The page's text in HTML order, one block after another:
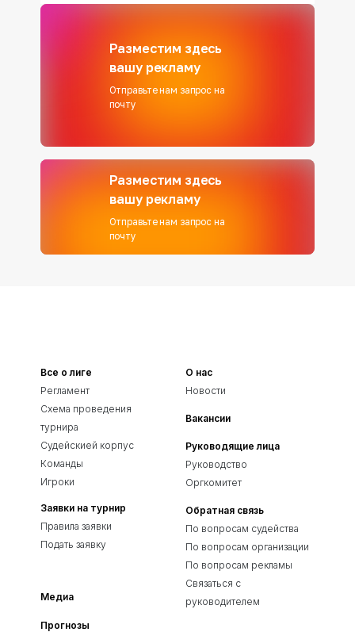
Разместим здесь
вашу рекламу
Отправьте нам запрос на
почту
Разместим здесь
вашу рекламу
Отправьте нам запрос на
почту
Все о лиге
Регламент
Схема проведения
турнира
Судейскией корпус
Команды
Игроки
Заявки на турнир
Правила заявки
Подать заявку
Медиа
Прогнозы
О нас
Новости
Вакансии
Руководящие лица
Руководство
Оргкомитет
Обратная связь
По вопросам судейства
По вопросам организации
По вопросам рекламы
Связаться с
руководителем